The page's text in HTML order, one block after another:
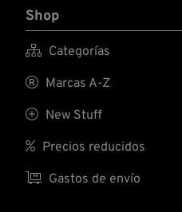
Shop
 Categorías
 Marcas A-Z
 New Stuff
 Precios reducidos
 Gastos de envío